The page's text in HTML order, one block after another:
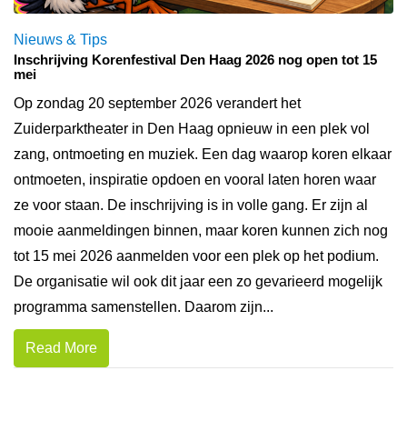
Nieuws & Tips
Inschrijving Korenfestival Den Haag 2026 nog open tot 15
mei
Op zondag 20 september 2026 verandert het
Zuiderparktheater in Den Haag opnieuw in een plek vol
zang, ontmoeting en muziek. Een dag waarop koren elkaar
ontmoeten, inspiratie opdoen en vooral laten horen waar
ze voor staan. De inschrijving is in volle gang. Er zijn al
mooie aanmeldingen binnen, maar koren kunnen zich nog
tot 15 mei 2026 aanmelden voor een plek op het podium.
De organisatie wil ook dit jaar een zo gevarieerd mogelijk
programma samenstellen. Daarom zijn...
Read More